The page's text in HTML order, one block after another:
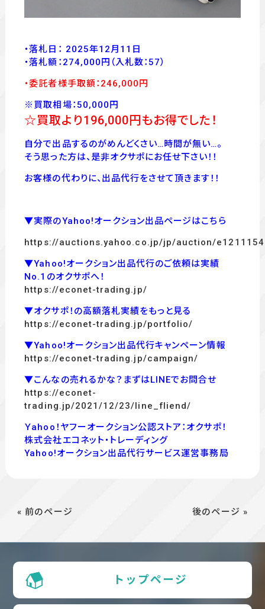
・落札日： 2025年12月11日
・落札額：274,000 円 （入札数：57）
・委託者様手取額：246,000 円
※買取相場：50,000円
☆買取より196,000円もお得でした！
自分で出品するのがめんどくさい…時間が無い…。
そう思った方は、是非オクサポにお任せ下さい！！
お客様の代わりに、出品代行をさせて頂きます！！
▼実際のYahoo!オークション出品ページはこちら
https://auctions.yahoo.co.jp/jp/auction/
▼Yahoo!オークション出品代行のご依頼は実績
No.1のオクサポへ！
https://econet-trading.jp/
▼オクサポ！の高額落札実績をもっと見る
https://econet-trading.jp/portfolio/
▼Yahoo!オークション出品代行キャンペーン情報
https://econet-trading.jp/campaign/
▼こんなの売れるかな？まずはLINEでお問合せ
https://econet-
trading.jp/2021/12/23/line_fliend/
Ｙahoo！ヤフーオークション公認ストア：オクサポ！
株式会社エコネット・トレーディング
Yahoo!オークション出品代行サービス運営事務局
« 前のページ 後のページ »
トップページ